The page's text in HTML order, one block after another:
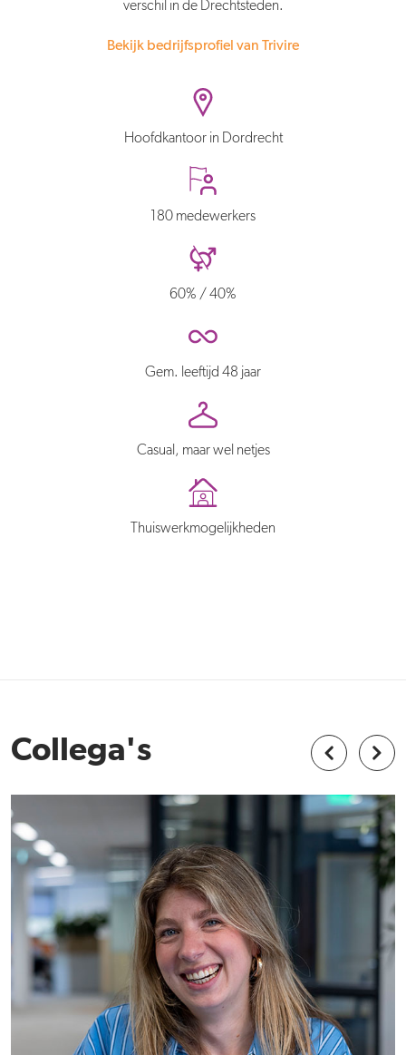
verschil in de Drechtsteden.
Bekijk bedrijfsprofiel van Trivire
Hoofdkantoor in Dordrecht
180 medewerkers
60% / 40%
Gem. leeftijd 48 jaar
Casual, maar wel netjes
Thuiswerkmogelijkheden
Collega's